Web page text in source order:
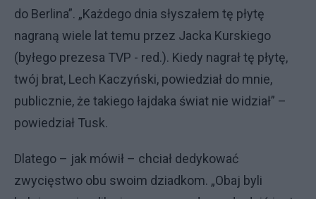
do Berlina”. „Każdego dnia słyszałem tę płytę
nagraną wiele lat temu przez Jacka Kurskiego
(byłego prezesa TVP - red.). Kiedy nagrał tę płytę,
twój brat, Lech Kaczyński, powiedział do mnie,
publicznie, że takiego łajdaka świat nie widział” –
powiedział Tusk.
Dlatego – jak mówił – chciał dedykować
zwycięstwo obu swoim dziadkom. „Obaj byli